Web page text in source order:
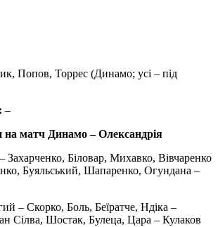
Попов, Торрес (Динамо; усі – під
–
на матч Динамо – Олександрія
Захарченко, Біловар, Михавко, Вівчаренко
Буяльський, Шапаренко, Огундана –
– Скорко, Боль, Беїратче, Ндіка –
Сілва, Шостак, Булеца, Цара – Кулаков